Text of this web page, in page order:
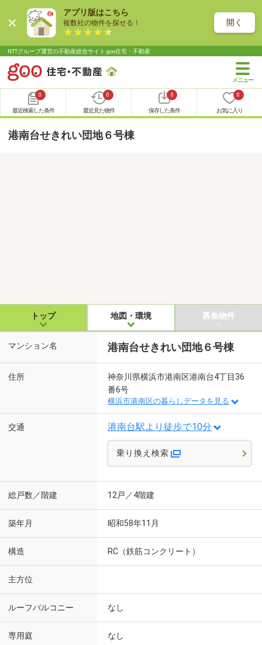
アプリ版はこちら
複数社の物件を探せる！ 開く
NTTグループ運営の不動産総合サイト goo住宅・不動産
0
最近検索した条件
0
最近見た物件
0
保存した条件
0
お気に入り
港南台せきれい団地６号棟
トップ 地図・環境 募集物件
マンション名 港南台せきれい団地６号棟
住所
神奈川県横浜市港南区港南台4丁目36
番6号
横浜市港南区の暮らしデータを見る
交通 港南台駅より徒歩で10分
乗り換え検索
総戸数／階建 12戸／4階建
築年月 昭和58年11月
構造 RC（鉄筋コンクリート）
主方位
ルーフバルコニー なし
専用庭 なし